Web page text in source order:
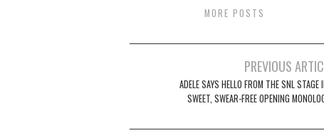
MORE POSTS
navigation
PREVIOUS
ADELE SAYS HELLO FROM THE SNL STAGE
SWEET, SWEAR-FREE OPENING